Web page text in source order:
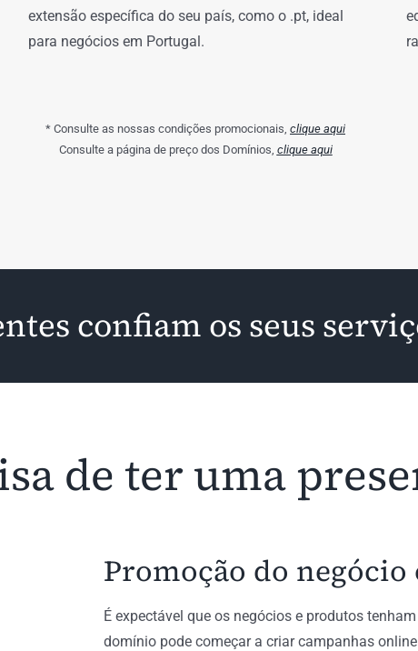
extensão específica do seu país, como o .pt, ideal
para negócios em Portugal.
* Consulte as nossas condições promocionais, clique aqui
Consulte a página de preço dos Domínios, clique aqui
confiam os seus
de ter uma
Promoção do
É expectável que os negócios e produtos
domínio pode começar a criar campanhas